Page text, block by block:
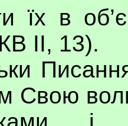
їх в
II, 13).
Писання
Свою